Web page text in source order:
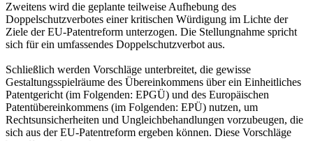
Zweitens wird die geplante teilweise Aufhebung des
Doppelschutzverbotes einer kritischen Würdigung im Lichte der
Ziele der EU-Patentreform unterzogen. Die Stellungnahme spricht
sich für ein umfassendes Doppelschutzverbot aus.
Schließlich werden Vorschläge unterbreitet, die gewisse
Gestaltungsspielräume des Übereinkommens über ein Einheitliches
Patentgericht (im Folgenden: EPGÜ) und des Europäischen
Patentübereinkommens (im Folgenden: EPÜ) nutzen, um
Rechtsunsicherheiten und Ungleichbehandlungen vorzubeugen, die
sich aus der EU-Patentreform ergeben können. Diese Vorschläge